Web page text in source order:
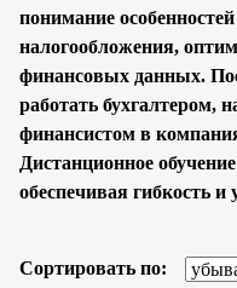
понимание
налогообложения,
финансовых данных.
работать бухгалтером,
финансистом в
Дистанционное
обеспечивая гибкость и
Сортировать по: